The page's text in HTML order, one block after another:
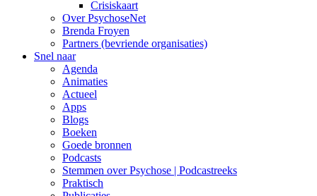
Crisiskaart
Over PsychoseNet
Brenda Froyen
Partners (bevriende organisaties)
Snel naar
Agenda
Animaties
Actueel
Apps
Blogs
Boeken
Goede bronnen
Podcasts
Stemmen over Psychose | Podcastreeks
Praktisch